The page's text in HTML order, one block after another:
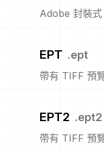
Adobe 封裝
EPT .ept
帶有 TIFF 預
EPT2 .ept2
帶有 TIFF 預